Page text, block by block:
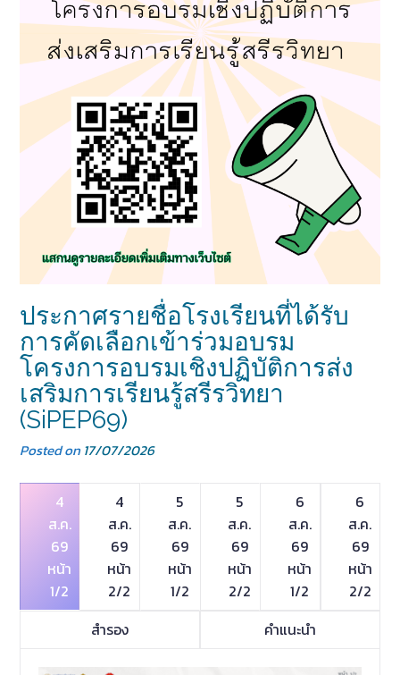
ประกาศรายชื่อโรงเรียนที่ได้รับ
การคัดเลือกเข้าร่วมอบรม
โครงการอบรมเชิงปฏิบัติการส่ง
เสริมการเรียนรู้สรีรวิทยา
(SiPEP69)
Posted on17/07/2026
4
ส.ค.
69
หน้า
1/2
4
ส.ค.
69
หน้า
2/2
5
ส.ค.
69
หน้า
1/2
5
ส.ค.
69
หน้า
2/2
6
ส.ค.
69
หน้า
1/2
6
ส.ค.
69
หน้า
2/2
สำรอง
คำแนะนำ